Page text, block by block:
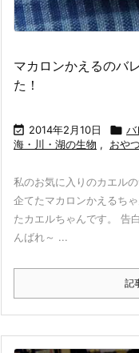
マカロンかえるのバ
た！
 2014年2月10日  バ
海・川・湖の生物 , おやつ
私のお気に入りのカエル
企てたマカロンかえるち
たカエルちゃんです。 告
んばれ～ ...
記